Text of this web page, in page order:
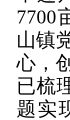
7700
山镇
心，
已梳
题实